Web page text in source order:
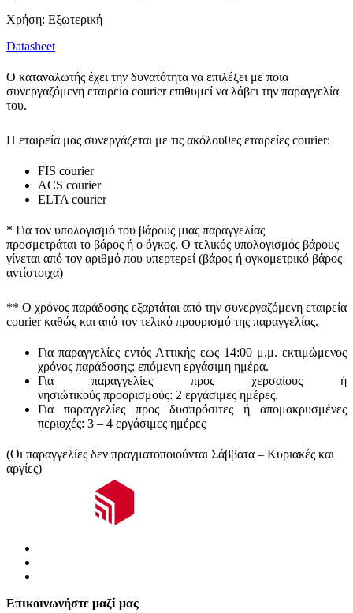
Χρήση: Εξωτερική
Datasheet
Ο καταναλωτής έχει την δυνατότητα να επιλέξει με ποια
συνεργαζόμενη εταιρεία courier επιθυμεί να λάβει την παραγγελία
του.
Η εταιρεία μας συνεργάζεται με τις ακόλουθες εταιρείες courier:
FIS courier
ACS courier
ELTA courier
* Για τον υπολογισμό του βάρους μιας παραγγελίας
προσμετράται το βάρος ή ο όγκος. Ο τελικός υπολογισμός βάρους
γίνεται από τον αριθμό που υπερτερεί (βάρος ή ογκομετρικό βάρος
αντίστοιχα)
** Ο χρόνος παράδοσης εξαρτάται από την συνεργαζόμενη εταιρεία
courier καθώς και από τον τελικό προορισμό της παραγγελίας.
Για παραγγελίες εντός Αττικής εως 14:00 μ.μ. εκτιμώμενος
χρόνος παράδοσης: επόμενη εργάσιμη ημέρα.
Για παραγγελίες προς χερσαίους ή
νησιώτικούς προορισμούς: 2 εργάσιμες ημέρες.
Για παραγγελίες προς δυσπρόσιτες ή απομακρυσμένες
περιοχές: 3 – 4 εργάσιμες ημέρες
(Οι παραγγελίες δεν πραγματοποιούνται Σάββατα – Κυριακές και
αργίες)
Επικοινωνήστε μαζί μας